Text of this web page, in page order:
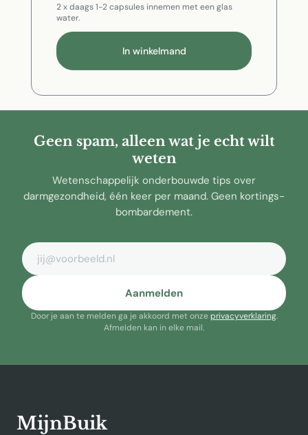
2 x daags 1-2 capsules innemen met een glas
water.
In winkelmand
Geen spam, alleen wat je echt wilt
weten
Wetenschappelijk onderbouwde tips over
darmgezondheid, één keer per maand. Geen kortings-
bombardement.
E-mailadres
Aanmelden
Door je aan te melden ga je akkoord met onzeprivacyverklaring.
Afmelden kan in elke mail.
MijnBuik